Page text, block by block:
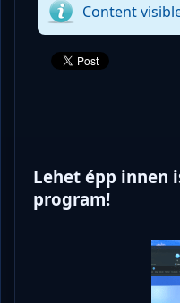
Content
Lehet épp innen
program!